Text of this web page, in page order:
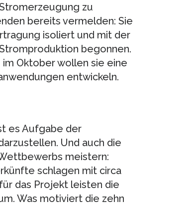
zu
bereits vermelden: Sie
isoliert und mit der
begonnen.
im Oktober wollen sie eine
entwickeln.
es Aufgabe der
Und auch die
meistern:
schlagen mit circa
das Projekt leisten die
Was motiviert die zehn